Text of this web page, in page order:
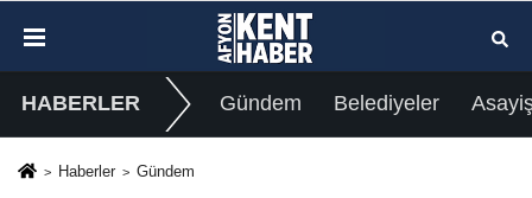
HABERLER Gündem Belediyeler
Haberler Gündem